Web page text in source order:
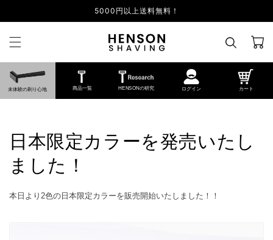
5000円以上送料無料！
ー
未体験の剃り心地 商品一覧 HENSONの研究 ログイン カート
日本限定カラーを発売いたし
ました！
本日より2色の日本限定カラーを販売開始いたしました！！